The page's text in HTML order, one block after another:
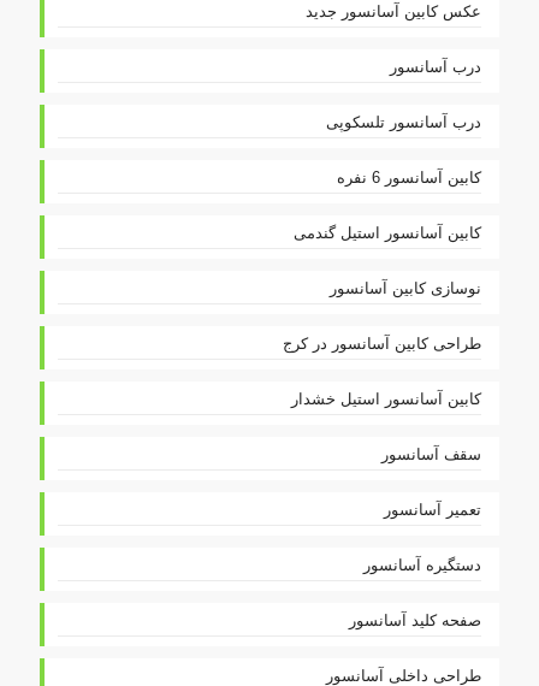
عکس کابین آسانسور جدید
درب آسانسور
درب آسانسور تلسکوپی
کابین آسانسور 6 نفره
کابین آسانسور استیل گندمی
نوسازی کابین آسانسور
طراحی کابین آسانسور در کرج
کابین آسانسور استیل خشدار
سقف آسانسور
تعمیر آسانسور
دستگیره آسانسور
صفحه کلید آسانسور
طراحی داخلی آسانسور